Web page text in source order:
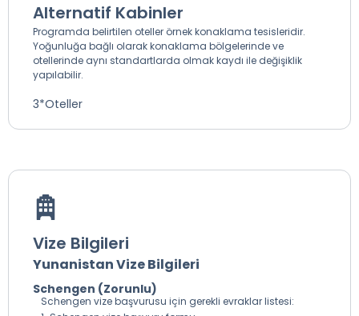
Alternatif Kabinler
Programda belirtilen oteller örnek konaklama tesisleridir.
Yoğunluğa bağlı olarak konaklama bölgelerinde ve
otellerinde aynı standartlarda olmak kaydı ile değişiklik
yapılabilir.
3*Oteller
Vize Bilgileri
Yunanistan Vize Bilgileri
Schengen (Zorunlu)
Schengen vize başvurusu için gerekli evraklar listesi: